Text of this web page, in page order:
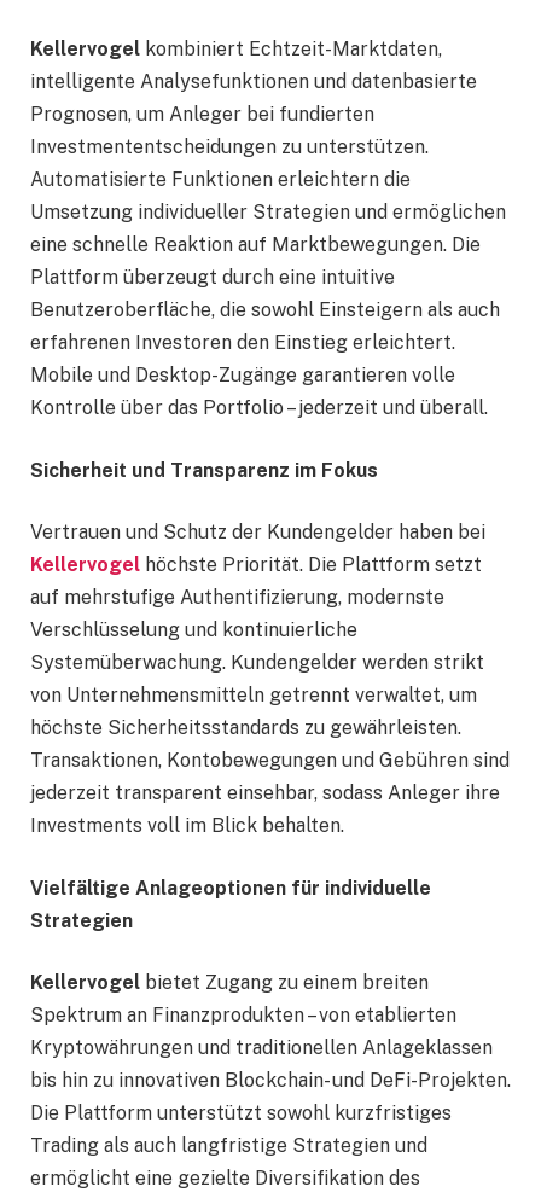
Kellervogel kombiniert Echtzeit-Marktdaten,
intelligente Analysefunktionen und datenbasierte
Prognosen, um Anleger bei fundierten
Investmententscheidungen zu unterstützen.
Automatisierte Funktionen erleichtern die
Umsetzung individueller Strategien und ermöglichen
eine schnelle Reaktion auf Marktbewegungen. Die
Plattform überzeugt durch eine intuitive
Benutzeroberfläche, die sowohl Einsteigern als auch
erfahrenen Investoren den Einstieg erleichtert.
Mobile und Desktop-Zugänge garantieren volle
Kontrolle über das Portfolio – jederzeit und überall.
Sicherheit und Transparenz im Fokus
Vertrauen und Schutz der Kundengelder haben bei
Kellervogel höchste Priorität. Die Plattform setzt
auf mehrstufige Authentifizierung, modernste
Verschlüsselung und kontinuierliche
Systemüberwachung. Kundengelder werden strikt
von Unternehmensmitteln getrennt verwaltet, um
höchste Sicherheitsstandards zu gewährleisten.
Transaktionen, Kontobewegungen und Gebühren sind
jederzeit transparent einsehbar, sodass Anleger ihre
Investments voll im Blick behalten.
Vielfältige Anlageoptionen für individuelle
Strategien
Kellervogel bietet Zugang zu einem breiten
Spektrum an Finanzprodukten – von etablierten
Kryptowährungen und traditionellen Anlageklassen
bis hin zu innovativen Blockchain- und DeFi-Projekten.
Die Plattform unterstützt sowohl kurzfristiges
Trading als auch langfristige Strategien und
ermöglicht eine gezielte Diversifikation des